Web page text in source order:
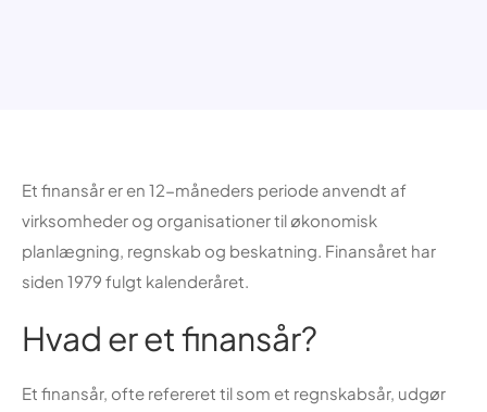
Et finansår er en 12-måneders periode anvendt af
virksomheder og organisationer til økonomisk
planlægning, regnskab og beskatning. Finansåret har
siden 1979 fulgt kalenderåret.
Hvad er et finansår?
Et finansår, ofte refereret til som et regnskabsår, udgør